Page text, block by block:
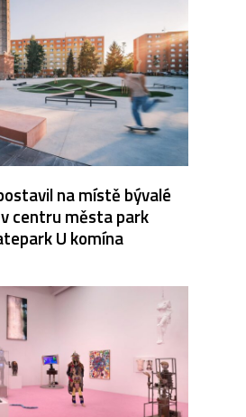
na místě bývalé
centru města park
U komína